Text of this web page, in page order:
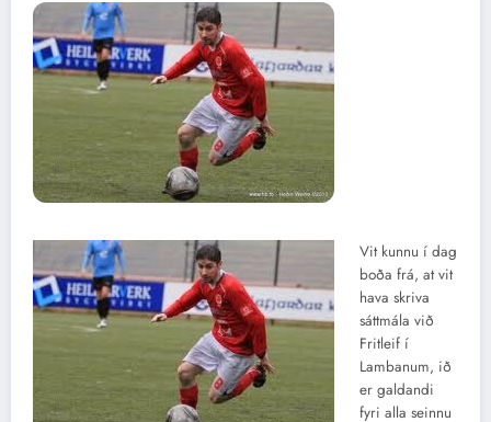
Vit kunnu í dag
boða frá, at vit
hava skriva
sáttmála við
Fritleif í
Lambanum, ið
er galdandi
fyri alla seinnu